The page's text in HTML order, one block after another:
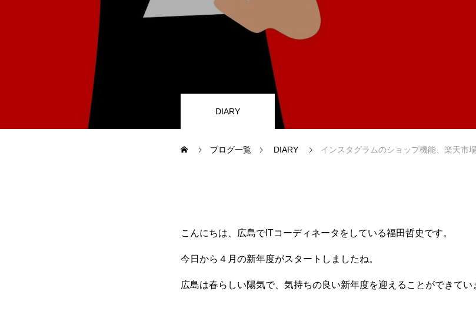
STORES
DIARY
ブログ一覧 DIARY インスタグラムのショップ機能、楽天市
こんにちは、広島でITコーディネータをしている福田哲史です。
今日から４月の新年度がスタートしましたね。
広島は春らしい陽気で、気持ちの良い新年度を迎えることができてい